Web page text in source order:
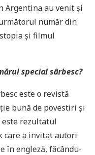
Argentina au venit și
număr din
și filmul
special sârbesc?
este o revistă
bună de povestiri și
este rezultatul
care a invitat autori
în engleză, făcându-